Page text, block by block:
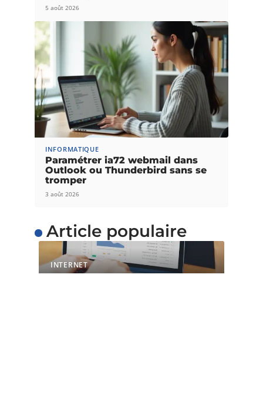
5 août 2026
INFORMATIQUE
Paramétrer ia72 webmail dans
Outlook ou Thunderbird sans se
tromper
3 août 2026
Article populaire
INTERNET